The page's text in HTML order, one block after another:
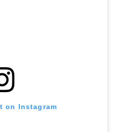
on Instagram